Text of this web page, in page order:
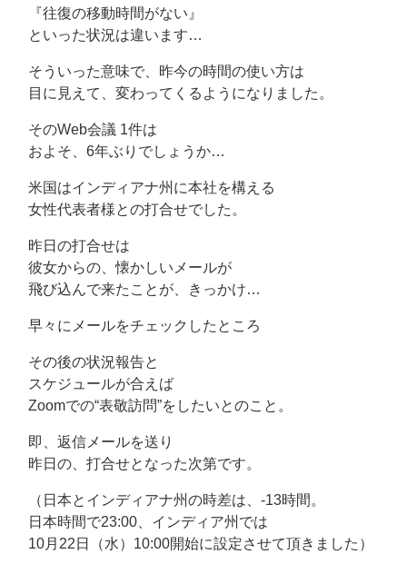
『往復の移動時間がない』
といった状況は違います…
そういった意味で、昨今の時間の使い方は
目に見えて、変わってくるようになりました。
そのWeb会議 1件は
およそ、6年ぶりでしょうか…
米国はインディアナ州に本社を構える
女性代表者様との打合せでした。
昨日の打合せは
彼女からの、懐かしいメールが
飛び込んで来たことが、きっかけ…
早々にメールをチェックしたところ
その後の状況報告と
スケジュールが合えば
Zoomでの“表敬訪問”をしたいとのこと。
即、返信メールを送り
昨日の、打合せとなった次第です。
（日本とインディアナ州の時差は、-13時間。
日本時間で23:00、インディア州では
10月22日（水）10:00開始に設定させて頂きました）